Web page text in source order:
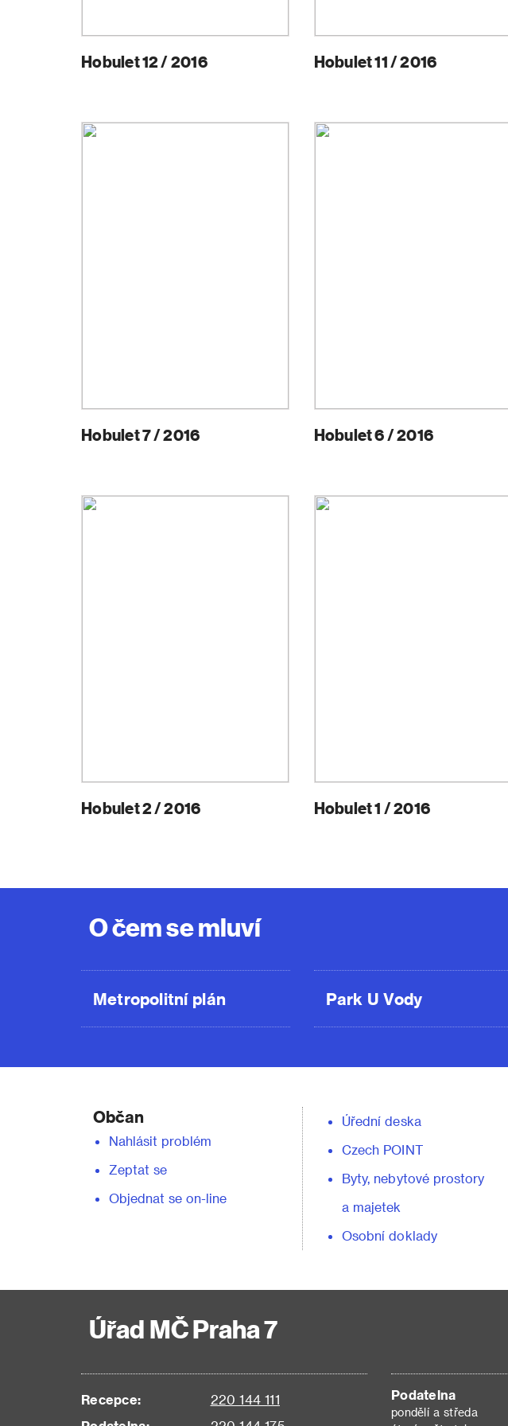
Hobulet 12 / 2016 Hobulet 11 / 2016
Hobulet 7 / 2016 Hobulet 6 / 2016
Hobulet 2 / 2016 Hobulet 1 / 2016
O čem se mluví
Metropolitní plán Park U Vody
Občan
Nahlásit problém
Zeptat se
Objednat se on-line
Úřední deska
Czech POINT
Byty, nebytové prostory
a majetek
Osobní doklady
Úřad MČ Praha 7
Recepce:
220 144 111
Podatelna
pondělí a středa